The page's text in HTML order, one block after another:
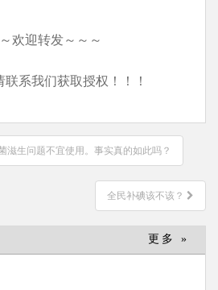
欢迎转发～～～
联系我们获取授权！！！
滋生问题不宜使用。事实真的如此吗？
全民补碘该不该？
更多 »